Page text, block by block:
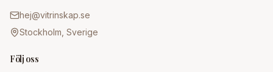
hej@vitrinskap.se
Stockholm, Sverige
Följ oss